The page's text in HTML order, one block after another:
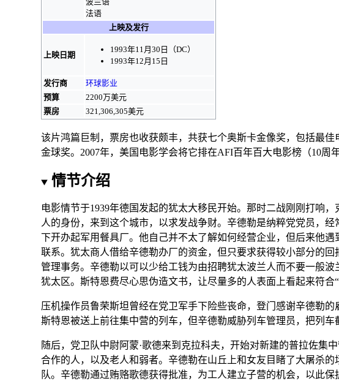
法语
上映及发行
上映日期
1993年11月30日 （DC）
1993年12月15日
发行商
环球影业
预算
2200万美元
票房
321,306,305美元
该片鸿篇巨制，票房也收获颇丰，共获七个奥斯卡金像奖，包括最佳
金球奖。2007年，美国电影学会将它排在AFI百年百大电影榜（10周年
情节介绍
电影情节于1939年德国发起的犹太大移民开始。那时二战刚刚打响，
人的身份，来到这个城市，以求发战争财。辛德勒是纳粹党党员，经
下开办起军用餐具厂。他自己并不太了解如何经营企业，但后来他遇
联系。犹太商人借给辛德勒办厂的资金，但只要求获得较小部分的
管理事务。辛德勒以可以少给工钱为由招聘犹太波兰人而不要一般
犹太区。斯特恩费尽心思伪造文书，让尽量多的人表面上看起来符
压机操作员鲁荣斯坦曾经在党卫军手下险些丧命，登门感谢辛德勒
斯特恩被送上前往集中营的列车，但辛德勒威胁列车管理员，把列车
随后，党卫队中尉阿蒙·歌德来到克拉科夫，开始对新建的普拉佐集
合作的人，以及老人和弱者。辛德勒在山丘上和女友目睹了大屠杀
队。辛德勒通过贿赂歌德获得批准，为工人建立子营的机会，以此